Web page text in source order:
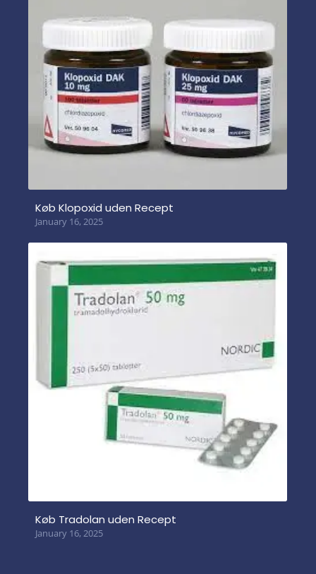
Køb Klopoxid uden Recept
January 16, 2025
Køb Tradolan uden Recept
January 16, 2025